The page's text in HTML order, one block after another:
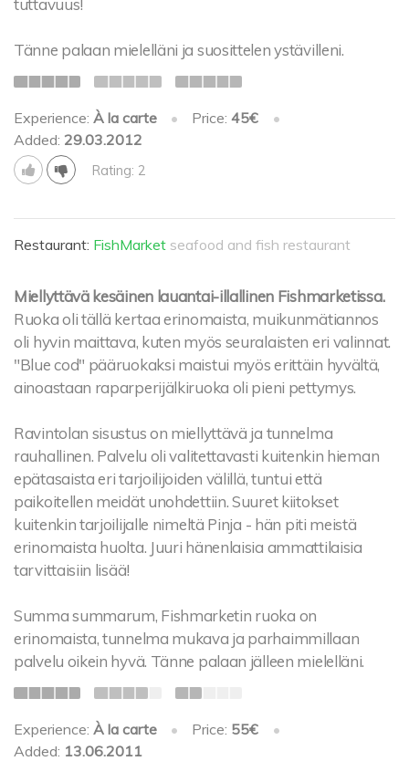
tuttavuus!
Tänne palaan mielelläni ja suosittelen ystävilleni.
Experience: À la carte • Price:45€
•
Added: 29.03.2012
Rating: 2
Restaurant: FishMarket seafood and fish restaurant
Miellyttävä kesäinen lauantai-illallinen Fishmarketissa.
Ruoka oli tällä kertaa erinomaista, muikunmätiannos
oli hyvin maittava, kuten myös seuralaisten eri valinnat.
"Blue cod" pääruokaksi maistui myös erittäin hyvältä,
ainoastaan raparperijälkiruoka oli pieni pettymys.
Ravintolan sisustus on miellyttävä ja tunnelma
rauhallinen. Palvelu oli valitettavasti kuitenkin hieman
epätasaista eri tarjoilijoiden välillä, tuntui että
paikoitellen meidät unohdettiin. Suuret kiitokset
kuitenkin tarjoilijalle nimeltä Pinja - hän piti meistä
erinomaista huolta. Juuri hänenlaisia ammattilaisia
tarvittaisiin lisää!
Summa summarum, Fishmarketin ruoka on
erinomaista, tunnelma mukava ja parhaimmillaan
palvelu oikein hyvä. Tänne palaan jälleen mielelläni.
Experience: À la carte • Price: 55€
•
Added: 13.06.2011